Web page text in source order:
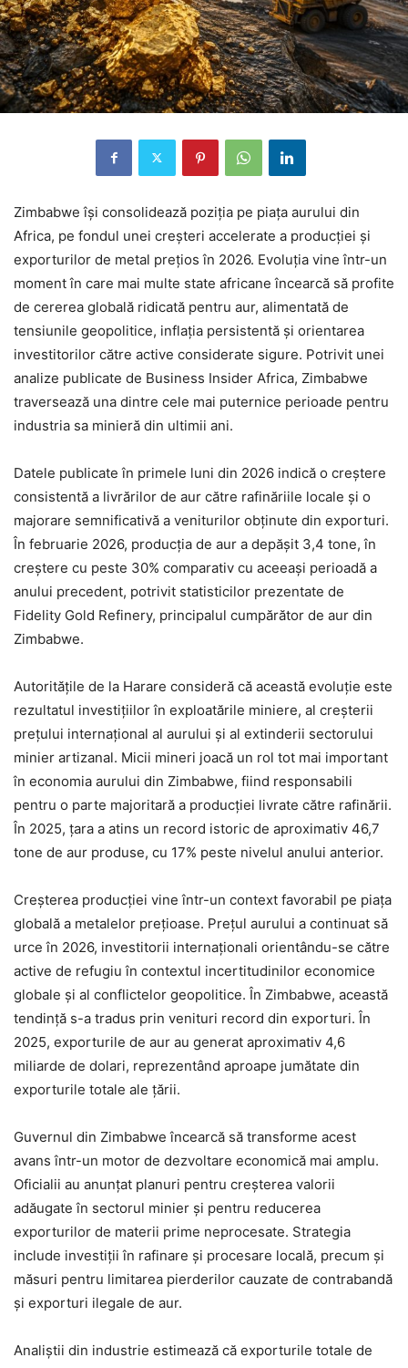
Zimbabwe își consolidează poziția pe piața aurului din
Africa, pe fondul unei creșteri accelerate a producției și
exporturilor de metal prețios în 2026. Evoluția vine într-un
moment în care mai multe state africane încearcă să profite
de cererea globală ridicată pentru aur, alimentată de
tensiunile geopolitice, inflația persistentă și orientarea
investitorilor către active considerate sigure. Potrivit unei
analize publicate de Business Insider Africa, Zimbabwe
traversează una dintre cele mai puternice perioade pentru
industria sa minieră din ultimii ani.
Datele publicate în primele luni din 2026 indică o creștere
consistentă a livrărilor de aur către rafinăriile locale și o
majorare semnificativă a veniturilor obținute din exporturi.
În februarie 2026, producția de aur a depășit 3,4 tone, în
creștere cu peste 30% comparativ cu aceeași perioadă a
anului precedent, potrivit statisticilor prezentate de
Fidelity Gold Refinery, principalul cumpărător de aur din
Zimbabwe.
Autoritățile de la Harare consideră că această evoluție este
rezultatul investițiilor în exploatările miniere, al creșterii
prețului internațional al aurului și al extinderii sectorului
minier artizanal. Micii mineri joacă un rol tot mai important
în economia aurului din Zimbabwe, fiind responsabili
pentru o parte majoritară a producției livrate către rafinării.
În 2025, țara a atins un record istoric de aproximativ 46,7
tone de aur produse, cu 17% peste nivelul anului anterior.
Creșterea producției vine într-un context favorabil pe piața
globală a metalelor prețioase. Prețul aurului a continuat să
urce în 2026, investitorii internaționali orientându-se către
active de refugiu în contextul incertitudinilor economice
globale și al conflictelor geopolitice. În Zimbabwe, această
tendință s-a tradus prin venituri record din exporturi. În
2025, exporturile de aur au generat aproximativ 4,6
miliarde de dolari, reprezentând aproape jumătate din
exporturile totale ale țării.
Guvernul din Zimbabwe încearcă să transforme acest
avans într-un motor de dezvoltare economică mai amplu.
Oficialii au anunțat planuri pentru creșterea valorii
adăugate în sectorul minier și pentru reducerea
exporturilor de materii prime neprocesate. Strategia
include investiții în rafinare și procesare locală, precum și
măsuri pentru limitarea pierderilor cauzate de contrabandă
și exporturi ilegale de aur.
Analiștii din industrie estimează că exporturile totale de